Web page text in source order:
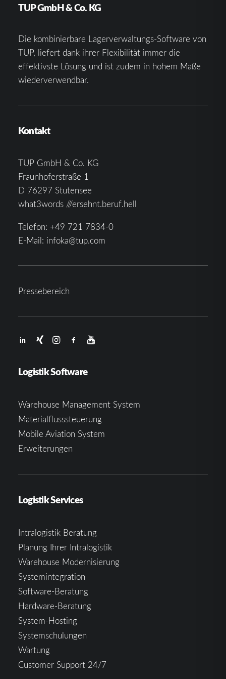
TUP GmbH & Co. KG
Die kombinierbare Lagerverwaltungs-Software von
TUP, liefert dank ihrer Flexibilität immer die
effektivste Lösung und ist zudem in hohem Maße
wiederverwendbar.
Kontakt
TUP GmbH & Co. KG
Fraunhoferstraße 1
D 76297 Stutensee
what3words ///ersehnt.beruf.hell
Telefon: +49 721 7834-0
E-Mail: infoka@tup.com
Pressebereich
Logistik Software
Warehouse Management System
Materialflusssteuerung
Mobile Aviation System
Erweiterungen
Logistik Services
Intralogistik Beratung
Planung Ihrer Intralogistik
Warehouse Modernisierung
Systemintegration
Software-Beratung
Hardware-Beratung
System-Hosting
Systemschulungen
Wartung
Customer Support 24/7